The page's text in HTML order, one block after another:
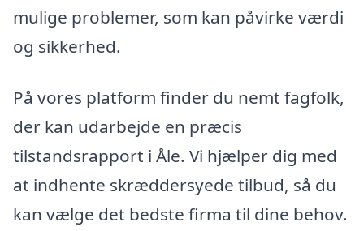
mulige problemer, som kan påvirke værdi
og sikkerhed.
På vores platform finder du nemt fagfolk,
der kan udarbejde en præcis
tilstandsrapport i Åle. Vi hjælper dig med
at indhente skræddersyede tilbud, så du
kan vælge det bedste firma til dine behov.